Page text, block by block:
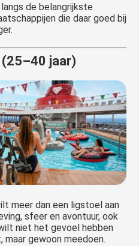
de belangrijkste
die daar goed bij
jaar)
meer dan een ligstoel aan
sfeer en avontuur, ook
niet het gevoel hebben
gewoon meedoen.